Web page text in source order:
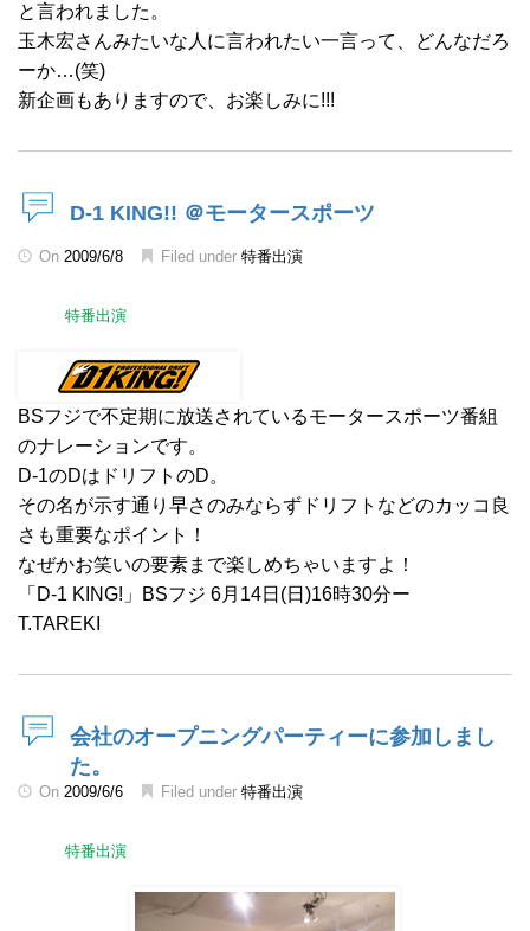
と言われました。
玉木宏さんみたいな人に言われたい一言って、どんなだろ
ーか…(笑)
新企画もありますので、お楽しみに!!!
D-1 KING!! ＠モータースポーツ
On 2009/6/8 Filed under 特番出演
特番出演
BSフジで不定期に放送されているモータースポーツ番組
のナレーションです。
D-1のDはドリフトのD。
その名が示す通り早さのみならずドリフトなどのカッコ良
さも重要なポイント！
なぜかお笑いの要素まで楽しめちゃいますよ！
「D-1 KING!」BSフジ 6月14日(日)16時30分ー
T.TAREKI
会社のオープニングパーティーに参加しまし
た。
On 2009/6/6 Filed under 特番出演
特番出演